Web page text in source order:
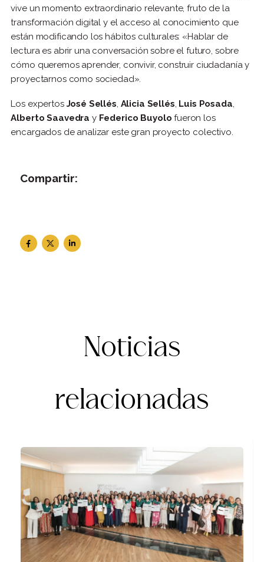
vive un momento extraordinario relevante, fruto de la
transformación digital y el acceso al conocimiento que
están modificando los hábitos culturales: «Hablar de
lectura es abrir una conversación sobre el futuro, sobre
cómo queremos aprender, convivir, construir ciudadanía y
proyectarnos como sociedad».
Los expertos José Sellés, Alicia Sellés, Luis Posada,
Alberto Saavedra y Federico Buyolofueron los
encargados de analizar este gran proyecto colectivo.
Compartir:
Noticias
relacionadas